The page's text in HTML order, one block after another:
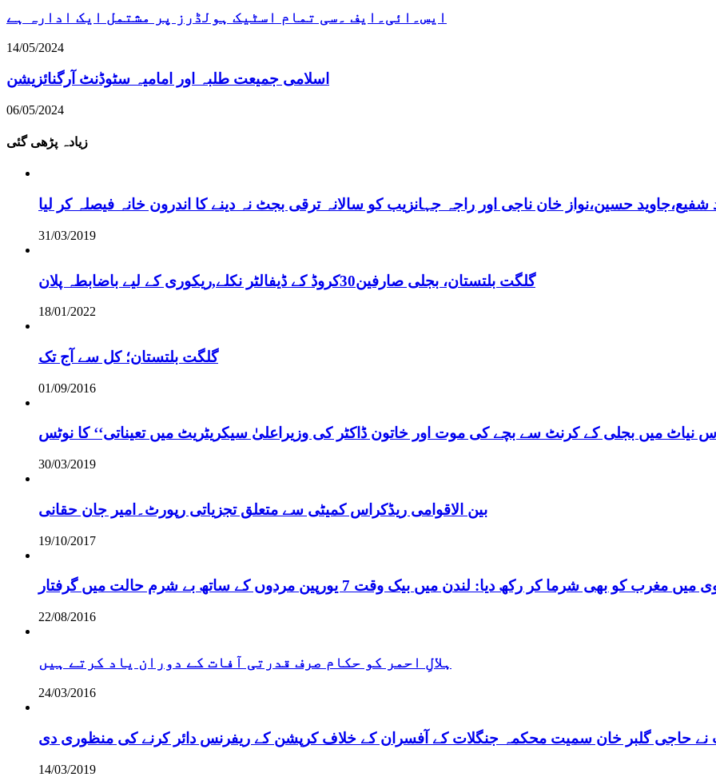
ایس۔ائی۔ایف ۔سی تمام اسٹیک ہولڈرز پر مشتمل ایک ادارہ ہے
14/05/2024
اسلامی جمیعت طلبہ اور امامیہ سٹوڈنٹ آرگنائزیشن
06/05/2024
زیادہ پڑھی گئی
حسین،نواز خان ناجی اور راجہ جہانزیب کو سالانہ ترقی بجٹ نہ دینے کا اندرون خانہ فیصلہ کر لیا
31/03/2019
گلگت بلتستان، بجلی صارفین30کروڈ کے ڈیفالٹر نکلے,ریکوری کے لیے باضابطہ پلان
18/01/2022
گلگت بلتستان؛ کل سے آج تک
01/09/2016
نیاٹ میں بجلی کے کرنٹ سے بچے کی موت اور خاتون ڈاکٹر کی وزیراعلیٰ سیکریٹریٹ میں تعیناتی‘‘ کا نوٹس
30/03/2019
بین الاقوامی ریڈکراس کمیٹی سے متعلق تجزیاتی رپورٹ۔امیر جان حقانی
19/10/2017
کر رکھ دیا: لندن میں بیک وقت 7 یورپین مردوں کے ساتھ بے شرم حالت میں گرفتار
22/08/2016
ہلالِ احمر کو حکام صرف قدرتی آفات کے دوران یاد کرتے ہیں
24/03/2016
نے حاجی گلبر خان سمیت محکمہ جنگلات کے آفسران کے خلاف کرپشن کے ریفرنس دائر کرنے کی منظوری دی
14/03/2019